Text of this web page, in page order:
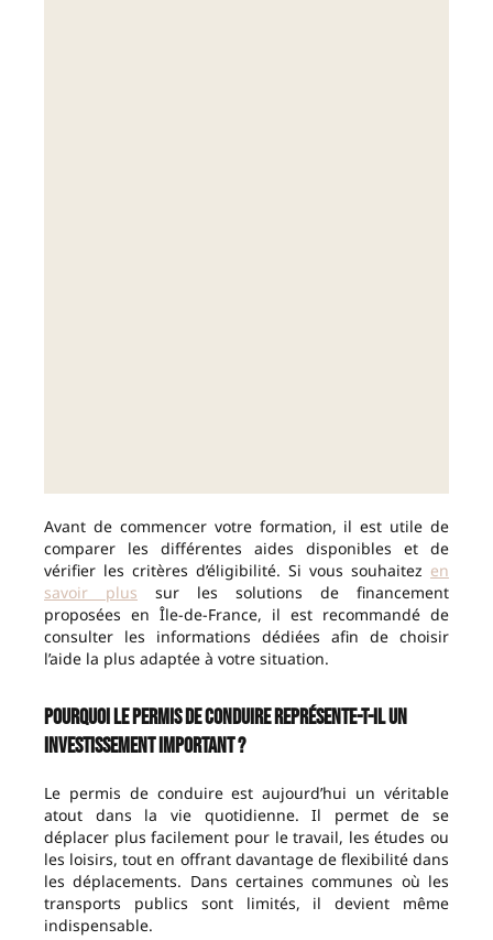
Avant de commencer votre formation, il est utile de
comparer les différentes aides disponibles et de
vérifier les critères d’éligibilité. Si vous souhaitez en
savoir plus sur les solutions de financement
proposées en Île-de-France, il est recommandé de
consulter les informations dédiées afin de choisir
l’aide la plus adaptée à votre situation.
Pourquoi le permis de conduire représente-t-il un
investissement important ?
Le permis de conduire est aujourd’hui un véritable
atout dans la vie quotidienne. Il permet de se
déplacer plus facilement pour le travail, les études ou
les loisirs, tout en offrant davantage de flexibilité dans
les déplacements. Dans certaines communes où les
transports publics sont limités, il devient même
indispensable.